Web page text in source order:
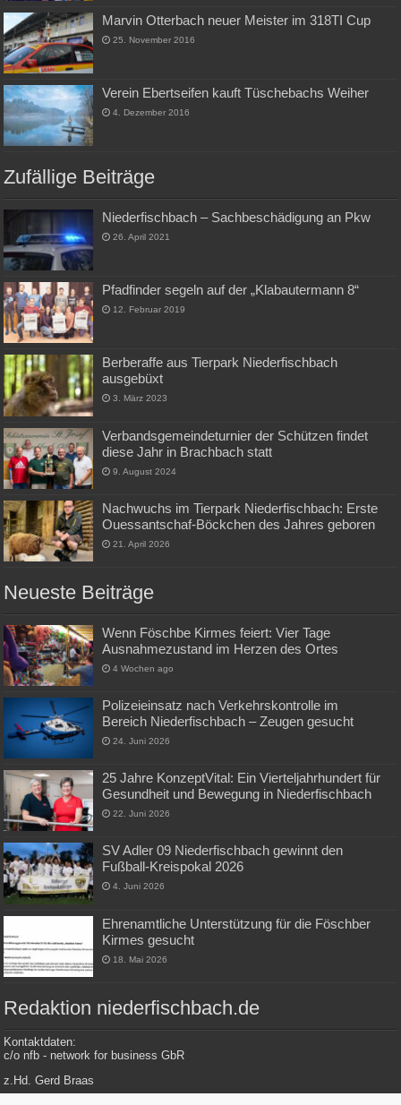
Marvin Otterbach neuer Meister im 318TI Cup
25. November 2016
Verein Ebertseifen kauft Tüschebachs Weiher
4. Dezember 2016
Zufällige Beiträge
Niederfischbach – Sachbeschädigung an Pkw
26. April 2021
Pfadfinder segeln auf der „Klabautermann 8“
12. Februar 2019
Berberaffe aus Tierpark Niederfischbach
ausgebüxt
3. März 2023
Verbandsgemeindeturnier der Schützen findet
diese Jahr in Brachbach statt
9. August 2024
Nachwuchs im Tierpark Niederfischbach: Erste
Ouessantschaf-Böckchen des Jahres geboren
21. April 2026
Neueste Beiträge
Wenn Föschbe Kirmes feiert: Vier Tage
Ausnahmezustand im Herzen des Ortes
4 Wochen ago
Polizeieinsatz nach Verkehrskontrolle im
Bereich Niederfischbach – Zeugen gesucht
24. Juni 2026
25 Jahre KonzeptVital: Ein Vierteljahrhundert für
Gesundheit und Bewegung in Niederfischbach
22. Juni 2026
SV Adler 09 Niederfischbach gewinnt den
Fußball-Kreispokal 2026
4. Juni 2026
Ehrenamtliche Unterstützung für die Föschber
Kirmes gesucht
18. Mai 2026
Redaktion niederfischbach.de
Kontaktdaten:
c/o nfb - network for business GbR
z.Hd. Gerd Braas